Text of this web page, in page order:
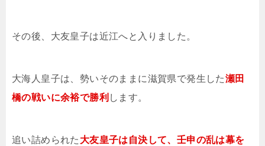
その後、大友皇子は近江へと入りました。
大海人皇子は、勢いそのままに滋賀県で発生した瀬田
橋の戦いに余裕で勝利 します。
追い詰められた 大友皇子は自決して、壬申の乱は幕を